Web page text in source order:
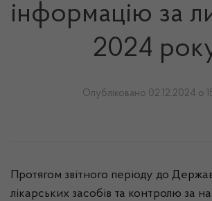
інформацію за
2024
Опубліковано 02.12.2024 о
Протягом звітного періоду до
лікарських засобів та контролю за